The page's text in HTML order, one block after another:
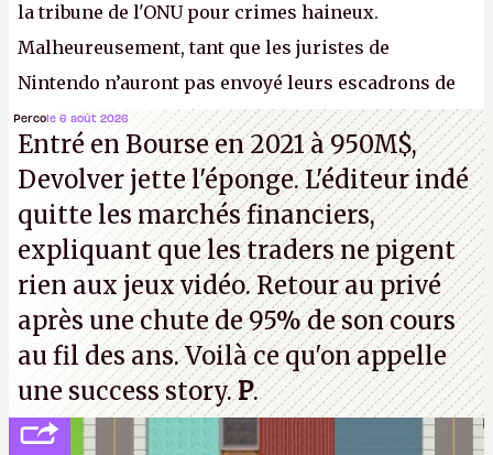
la tribune de l'ONU pour crimes haineux.
Malheureusement, tant que les juristes de
Nintendo n’auront pas envoyé leurs escadrons de
la mort judiciaires pour distribuer du copyright
strike à tour de bras, l'Oncle Sam continuera
d'étaler sa confiture intellectuelle sur vos
souvenirs d'enfance.P.
Percole 6 août 2026
Entré en Bourse en 2021 à 950M$,
Devolver jette l'éponge. L'éditeur indé
quitte les marchés financiers,
expliquant que les traders ne pigent
rien aux jeux vidéo. Retour au privé
après une chute de 95% de son cours
au fil des ans. Voilà ce qu'on appelle
une success story.P.